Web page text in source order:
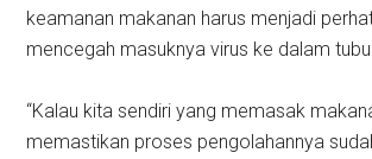
keamanan makanan harus menjadi
mencegah masuknya virus ke dalam
“Kalau kita sendiri yang memasak
memastikan proses pengolahannya